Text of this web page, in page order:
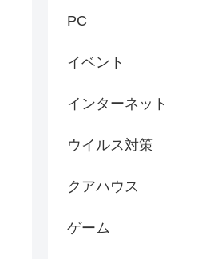
PC
イベント
インターネット
ウイルス対策
クアハウス
ゲーム